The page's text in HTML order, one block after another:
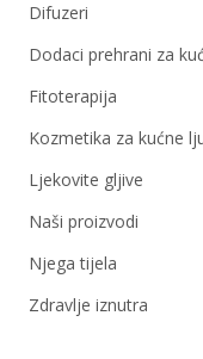
Difuzeri
Dodaci prehrani za
Fitoterapija
Kozmetika za kućne
Ljekovite gljive
Naši proizvodi
Njega tijela
Zdravlje iznutra